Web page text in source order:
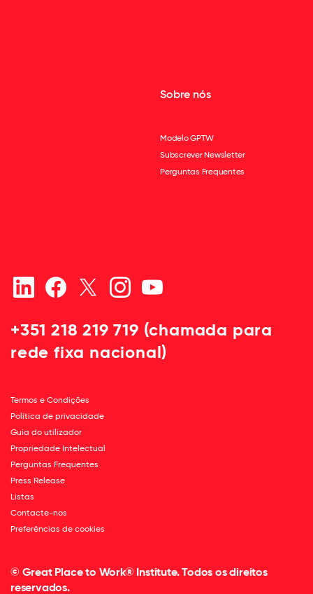
Sobre nós
Modelo GPTW
Subscrever Newsletter
Perguntas Frequentes
+351 218 219 719 (chamada para
rede fixa nacional)
Termos e Condições
Política de privacidade
Guia do utilizador
Propriedade Intelectual
Perguntas Frequentes
Press Release
Listas
Contacte-nos
Preferências de cookies
© Great Place to Work® Institute. Todos os direitos
reservados.